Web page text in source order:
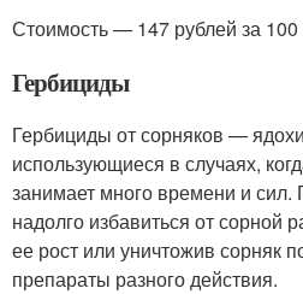
Стоимость — 147 рублей за
Гербициды
Гербициды от сорняков —
использующиеся в случаях,
занимает много времени и
надолго избавиться от сорной
ее рост или уничтожив сорняк
препараты разного действия.